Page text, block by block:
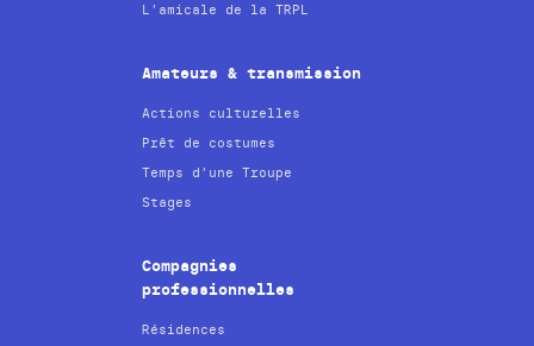
L’amicale de la TRPL
Amateurs & transmission
Actions culturelles
Prêt de costumes
Temps d’une Troupe
Stages
Compagnies
professionnelles
Résidences